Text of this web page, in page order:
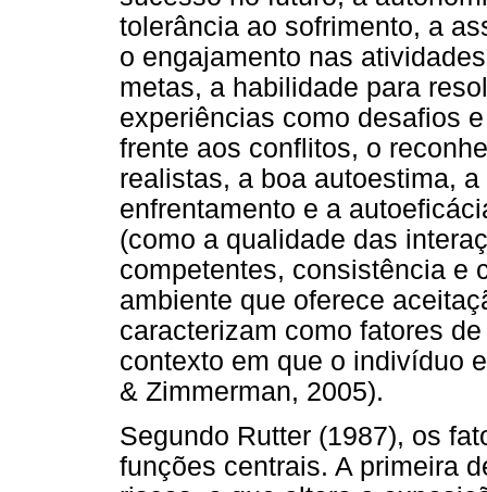
tolerância ao sofrimento, a
o engajamento nas
metas, a habilidade para
experiências como desafios
frente aos conflitos, o
realistas, a boa autoestima,
enfrentamento e a
(como a qualidade das
competentes, consistência e
ambiente que oferece
caracterizam como fatores
contexto em que o indivíduo
& Zimmerman, 2005).
Segundo Rutter (1987), os
funções centrais. A primeira